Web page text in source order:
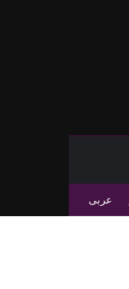
عربى